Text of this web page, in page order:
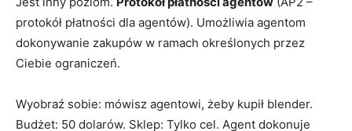
protokół płatności dla agentów). Umożliwia agentom
dokonywanie zakupów w ramach określonych przez
Ciebie ograniczeń.
Wyobraź sobie: mówisz agentowi, żeby kupił blender.
Budżet: 50 dolarów. Sklep: Tylko cel. Agent dokonuje